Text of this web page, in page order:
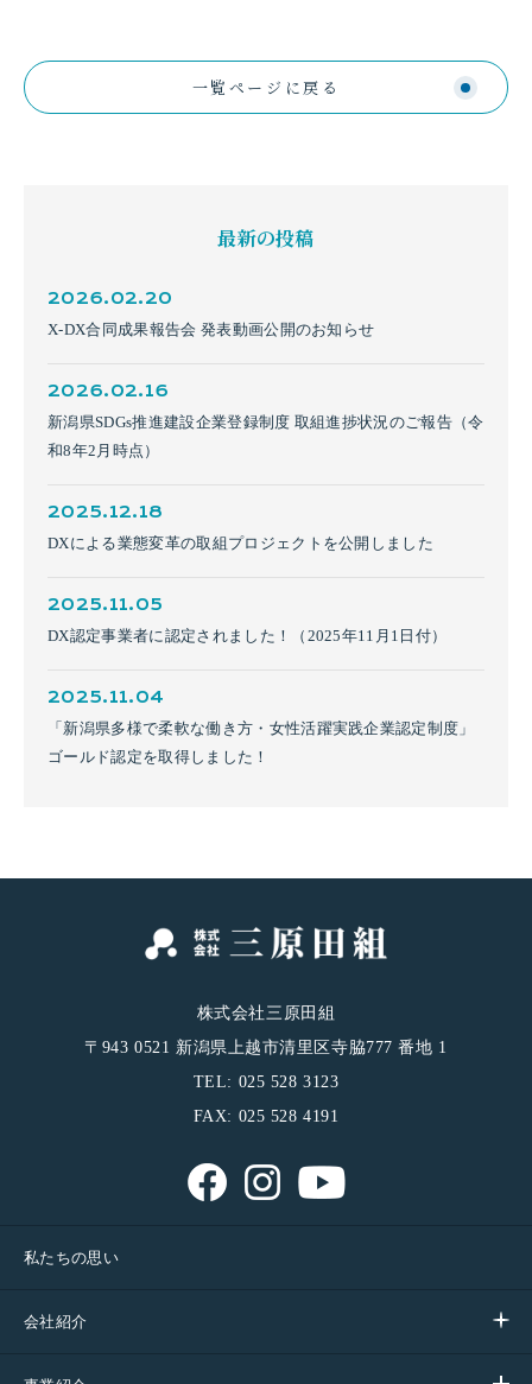
一覧ページに戻る
最新の投稿
X-DX合同成果報告会 発表動画公開のお知らせ
2026.02.20
新潟県SDGs推進建設企業登録制度 取組進捗状況のご報告（令
和8年2月時点）
2026.02.16
DXによる業態変革の取組プロジェクトを公開しました
2025.12.18
DX認定事業者に認定されました！（2025年11月1日付）
2025.11.05
「新潟県多様で柔軟な働き方・女性活躍実践企業認定制度」
ゴールド認定を取得しました！
2025.11.04
株式会社三原田組
〒943 0521 新潟県上越市清里区寺脇777 番地 1
TEL: 025 528 3123
FAX: 025 528 4191
私たちの思い
会社紹介